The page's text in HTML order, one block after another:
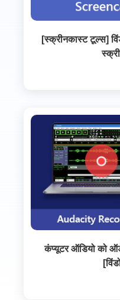
[स्क्रीनकास्ट टूल्स]
कंप्यूटर ऑडियो को